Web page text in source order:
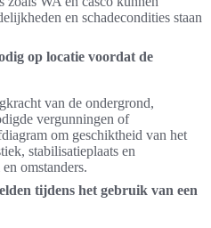
en schadecondities staan
op locatie voordat de
van de ondergrond,
vergunningen of
om geschiktheid van het
stabilisatieplaats en
omstanders.
tijdens het gebruik van een